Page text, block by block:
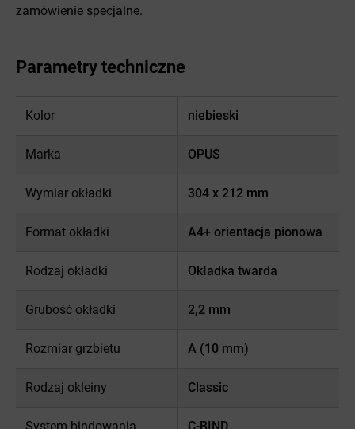
zamówienie specjalne.
Parametry techniczne
Kolor niebieski
Marka OPUS
Wymiar okładki 304 x 212 mm
Format okładki A4+ orientacja pionowa
Rodzaj okładki Okładka twarda
Grubość okładki 2,2 mm
Rozmiar grzbietu A (10 mm)
Rodzaj okleiny Classic